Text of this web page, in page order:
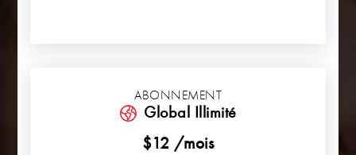
ABONNEMENT
Global Illimité
$12 /mois